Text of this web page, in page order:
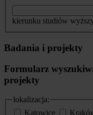
kierunku studiów
Badania i projekty
Formularz
projekty
lokalizacja:
Katowice